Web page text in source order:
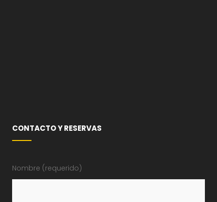
CONTACTO Y RESERVAS
Nombre (requerido)